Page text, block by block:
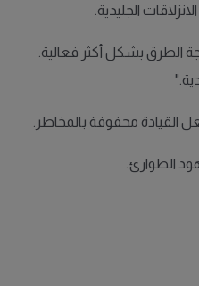
الجليدية.
الطرق بشكل أكثر فعالية.
القيادة محفوفة بالمخاطر.
الطوارئ.